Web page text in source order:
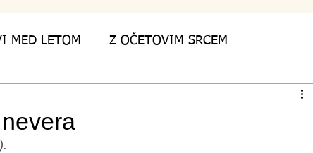
MED LETOM Z OČETOVIM SRCEM